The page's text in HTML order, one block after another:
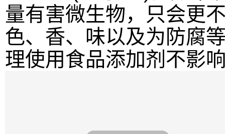
量有害微生物，只会更
色、香、味以及为防腐
理使用食品添加剂不影